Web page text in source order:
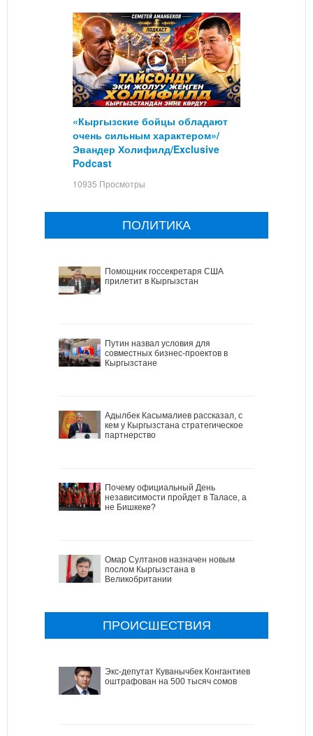
«Кыргызские бойцы обладают
очень сильным характером»/
Эвандер Холифилд/Exclusive
Podcast
10935 Просмотры
ПОЛИТИКА
Помощник госсекретаря США
прилетит в Кыргызстан
Путин назвал условия для
совместных бизнес-проектов в
Кыргызстане
Адылбек Касымалиев рассказал, с
кем у Кыргызстана стратегическое
партнерство
Почему официальный День
независимости пройдет в Таласе, а
не Бишкеке?
Омар Султанов назначен новым
послом Кыргызстана в
Великобритании
ПРОИСШЕСТВИЯ
Экс-депутат Куванычбек Конгантиев
оштрафован на 500 тысяч сомов